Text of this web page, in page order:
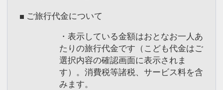
知床ネイチャーインフォメーションコー
■ ご旅行代金について
・表示している金額はおとなお一人あ
たりの旅行代金です（こども代金はご
選択内容の確認画面に表示されま
す）。消費税等諸税、サービス料を含
みます。